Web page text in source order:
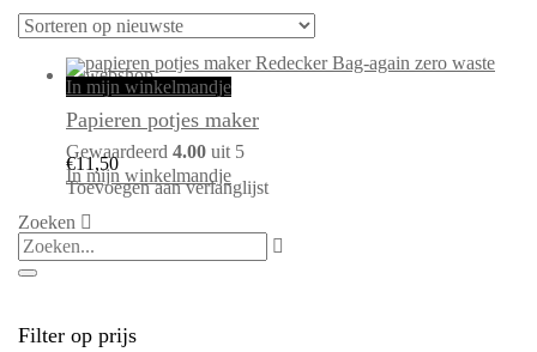
In mijn winkelmandje
Papieren potjes maker
Gewaardeerd 4.00 uit 5
€11,50
In mijn winkelmandje
Toevoegen aan verlanglijst
Zoeken
Filter op prijs